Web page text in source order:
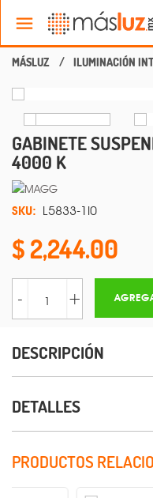
ILUMINACIÓN
GABINETE
4000 K
SKU: L5833-1I0
2,244.00
- +
DESCRIPCIÓN
DETALLES
PRODUCTOS